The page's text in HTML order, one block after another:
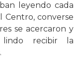
leyendo cada
converse
se acercaron y
recibir la